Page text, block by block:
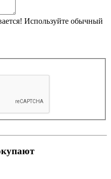
Используйте обычный